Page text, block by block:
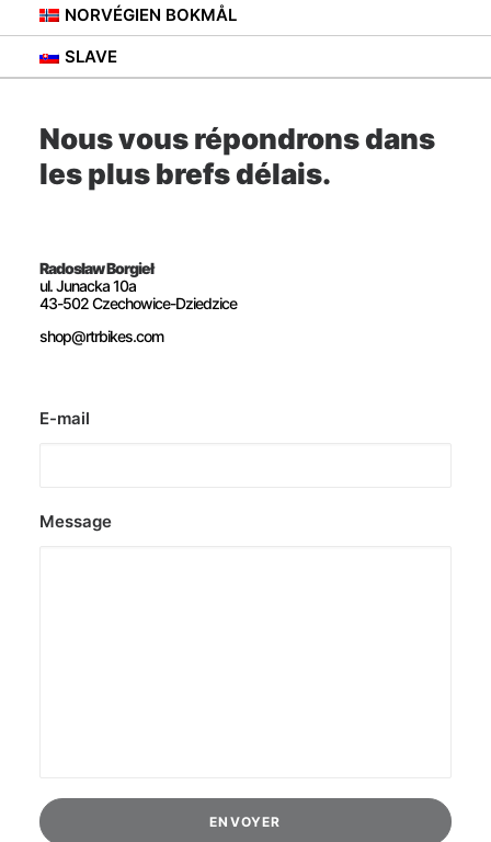
NORVÉGIEN BOKMÅL
SLAVE
Si vous avez des questions,
n’hésitez pas à nous
contacter.
Nous vous répondrons dans
les plus brefs délais.
Radosław Borgieł
ul. Junacka 10a
43-502 Czechowice-Dziedzice
shop@rtrbikes.com
E-mail
Message